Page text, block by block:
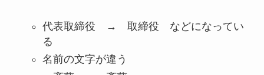
代表取締役 → 取締役 などになってい
る
名前の文字が違う